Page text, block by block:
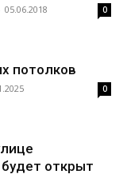
05.06.2018 0
потолков
0
открыт